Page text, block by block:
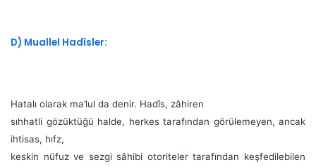
D) Muallel Hadîsler:
Hatalı olarak ma’lul da denir. Hadîs, zâhiren
sıhhatli gözüktüğü halde, herkes tarafından görülemeyen, ancak
ihtisas, hıfz,
keskin nüfuz ve sezgi sâhibi otoriteler tarafından keşfedilebilen